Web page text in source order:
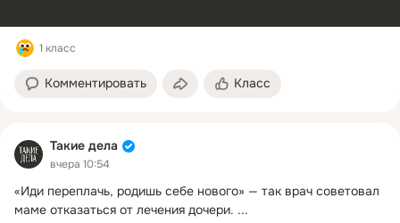
1 класс
Комментировать Класс
Такие дела
вчера 10:54
«Иди переплачь, родишь себе нового» — так врач советовал
маме отказаться от лечения дочери. ...